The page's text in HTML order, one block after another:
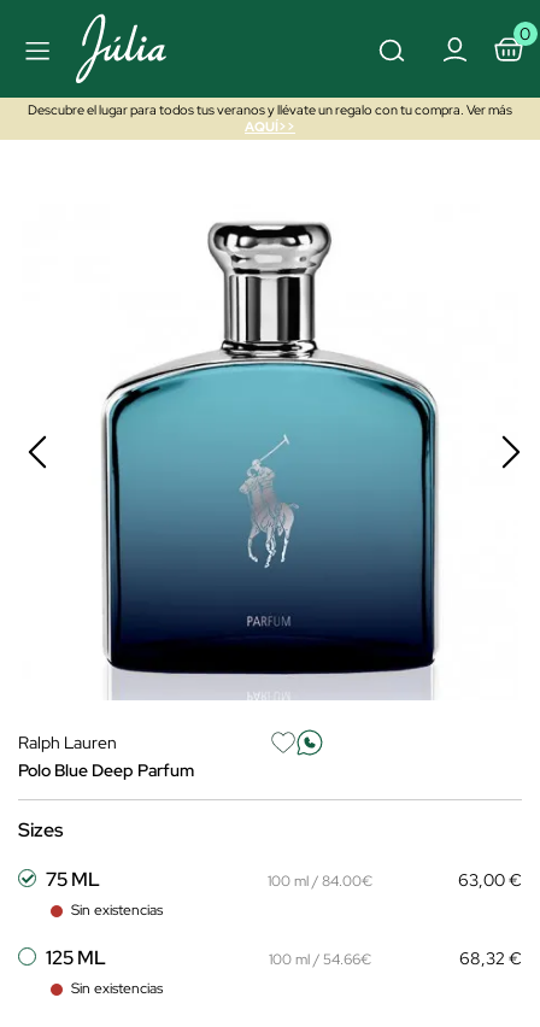
0
Descubre el lugar para todos tus veranos y llévate un regalo con tu compra. Ver más
AQUÍ>>
Ralph Lauren
Polo Blue Deep Parfum
Sizes
75 ML
Sin existencias
100 ml / 84.00€ 63,00 €
125 ML
Sin existencias
100 ml / 54.66€ 68,32 €